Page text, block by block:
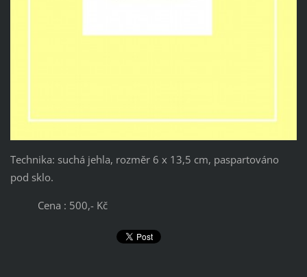
Technika: suchá jehla, rozměr 6 x 13,5 cm, paspartováno
pod sklo.
Cena : 500,- Kč